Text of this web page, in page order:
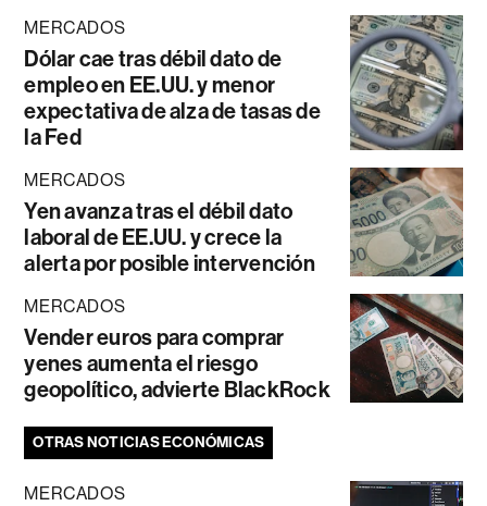
MERCADOS
Dólar cae tras débil dato de
empleo en EE.UU. y menor
expectativa de alza de tasas de
la Fed
MERCADOS
Yen avanza tras el débil dato
laboral de EE.UU. y crece la
alerta por posible intervención
MERCADOS
Vender euros para comprar
yenes aumenta el riesgo
geopolítico, advierte BlackRock
OTRAS NOTICIAS ECONÓMICAS
MERCADOS